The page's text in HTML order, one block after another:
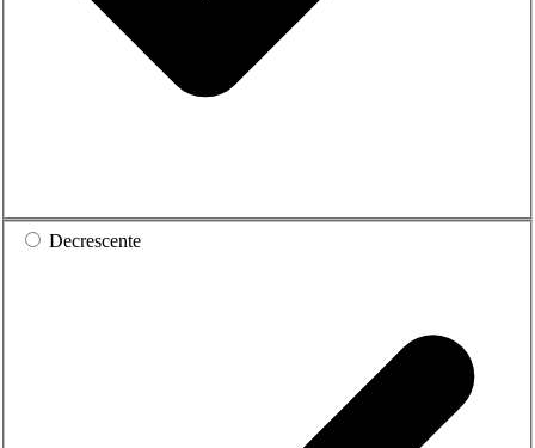
Decrescente